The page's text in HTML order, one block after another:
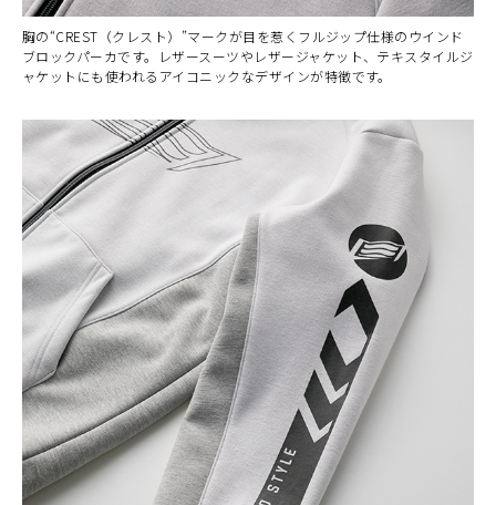
胸の“CREST（クレスト）”マークが目を惹くフルジップ仕様のウインド
ブロックパーカです。レザースーツやレザージャケット、テキスタイルジ
ャケットにも使われるアイコニックなデザインが特徴です。